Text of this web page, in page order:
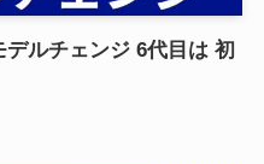
ルチェンジ 6代目は 初